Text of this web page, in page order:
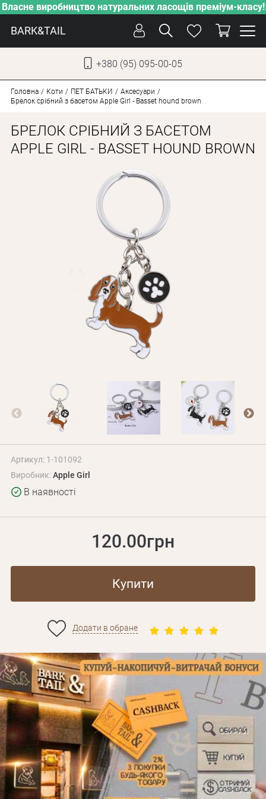
Власне виробництво натуральних ласощів преміум-класу!
BARK&TAIL
+380 (95) 095-00-05
СОБАКИ
КОТИ
ВЛАСНЕ ВИРОБНИЦТВО
БЛОГ
Оплата і доставка
Програма лояльності
Про Нас
Оптовим клієнтам
Контакти
+380 (95) 095-00-05
Головна Коти ПЕT БАТЬКИ
Аксесуари
Брелок срібний з басетом Apple Girl - Basset hound brown
БРЕЛОК СРІБНИЙ З БАСЕТОМ
APPLE GIRL - BASSET HOUND BROWN
Артикул: 1-101092
Виробник:Apple Girl
В наявності
120.00грн
Купити
Додати в обране